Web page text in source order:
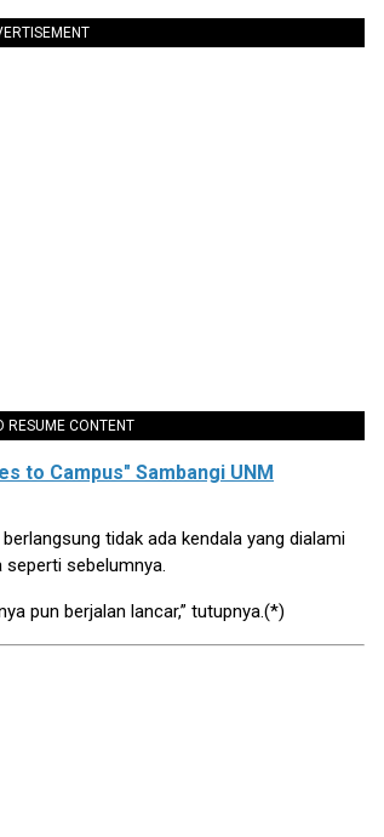
RESUME CONTENT
to Campus" Sambangi UNM
tidak ada kendala yang dialami
sebelumnya.
pun berjalan lancar,” tutupnya.(*)